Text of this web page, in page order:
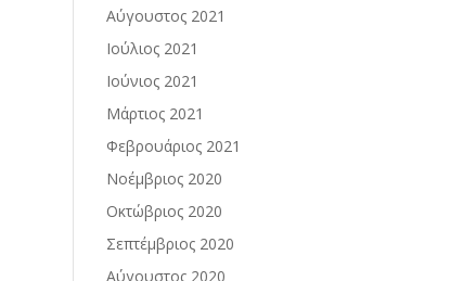
Αύγουστος 2021
Ιούλιος 2021
Ιούνιος 2021
Μάρτιος 2021
Φεβρουάριος 2021
Νοέμβριος 2020
Οκτώβριος 2020
Σεπτέμβριος 2020
Αύγουστος 2020